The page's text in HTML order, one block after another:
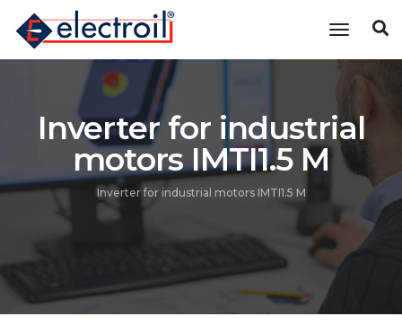
Toggle
Inverter for industrial
motors IMTI1.5 M
Inverter for industrial motors IMTI1.5 M